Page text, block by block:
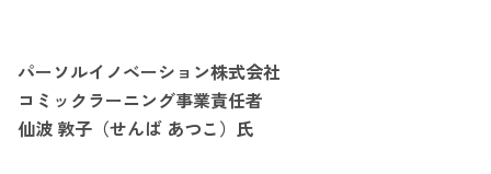
パーソルイノベーション株式会社
コミックラーニング事業責任者
仙波 敦子（せんば あつこ）氏 ​